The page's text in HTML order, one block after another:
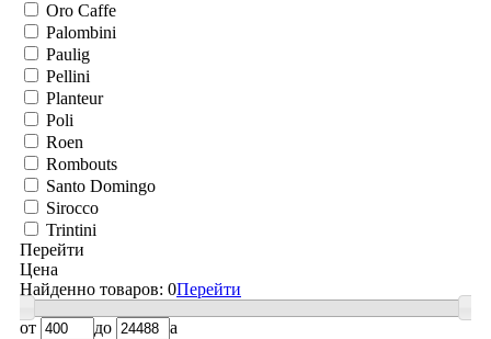
Oro Caffe
Palombini
Paulig
Pellini
Planteur
Poli
Roen
Rombouts
Santo Domingo
Sirocco
Trintini
Перейти
Цена
Найденно товаров: 0Перейти
от до
a